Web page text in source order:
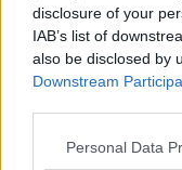
disclosure of your
IAB’s list of
also be disclosed by
Downstream
Personal Data
dell’unico impianto in
rotaie in Italia.
aggiornati in merito
60.000 per la quale ci
aspettati di essere